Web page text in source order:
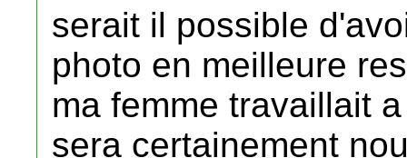
serait il possible
photo en meilleure
ma femme travaillait
sera certainement